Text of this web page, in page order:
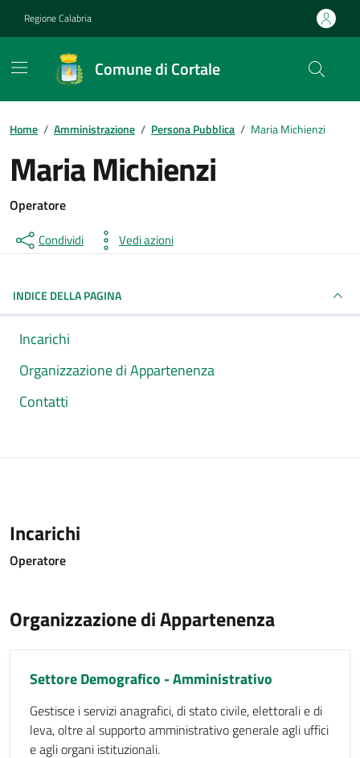
Regione Calabria
Comune di Cortale
Home / Amministrazione / Persona Pubblica / Maria Michienzi
Maria Michienzi
Operatore
Condividi Vedi azioni
INDICE DELLA PAGINA
Incarichi
Organizzazione di Appartenenza
Contatti
Incarichi
Operatore
Organizzazione di Appartenenza
Settore Demografico - Amministrativo
Gestisce i servizi anagrafici, di stato civile, elettorali e di
leva, oltre al supporto amministrativo generale agli uffici
e agli organi istituzionali.